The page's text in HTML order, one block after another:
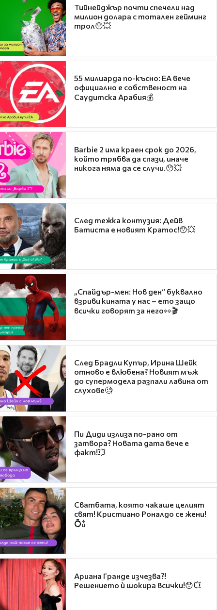
Тийнейджър почти спечели над
милион долара с тотален гейминг
трол😯💥
55 милиарда по-късно: EA вече
официално е собственост на
Саудитска Арабия💰
Barbie 2 има краен срок до 2026,
който трябва да спази, иначе
никога няма да се случи.😯💥
След тежка контузия: Дейв
Батиста е новият Кратос!😯💥
„Спайдър-мен: Нов ден“ буквално
взриви кината у нас – ето защо
всички говорят за него👀🎬
След Брадли Купър, Ирина Шейк
отново е влюбена? Новият мъж
до супермодела разпали лавина от
слухове🧐
Пи Диди излиза по-рано от
затвора? Новата дата вече е
факт!💥
Сватбата, която чакаше целият
свят! Кристиано Роналдо се жени!
💍🍾
Ариана Гранде изчезва?!
Решението ѝ шокира всички!😯💥